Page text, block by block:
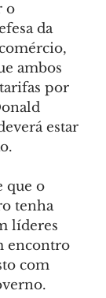
o
da
ambos
por
estar
que o
tenha
líderes
encontro
com